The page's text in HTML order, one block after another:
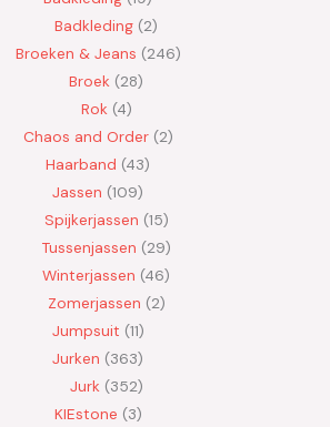
Badkleding 2
Broeken & Jeans 246
Broek 28
Rok 4
Chaos and Order 2
Haarband 43
Jassen 109
Spijkerjassen 15
Tussenjassen 29
Winterjassen 46
Zomerjassen 2
Jumpsuit 11
Jurken 363
Jurk 352
KIEstone 3